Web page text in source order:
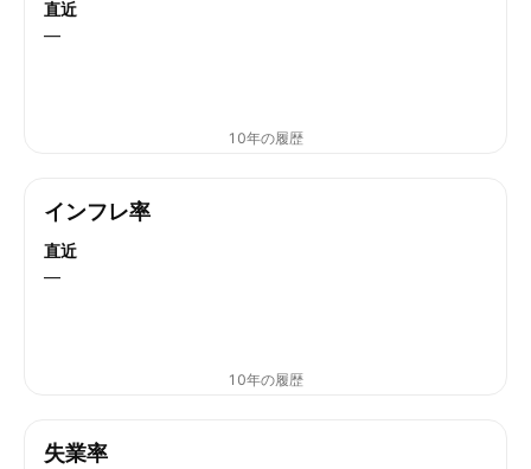
直近
—
10年の履歴
インフレ率
直近
—
10年の履歴
失業率